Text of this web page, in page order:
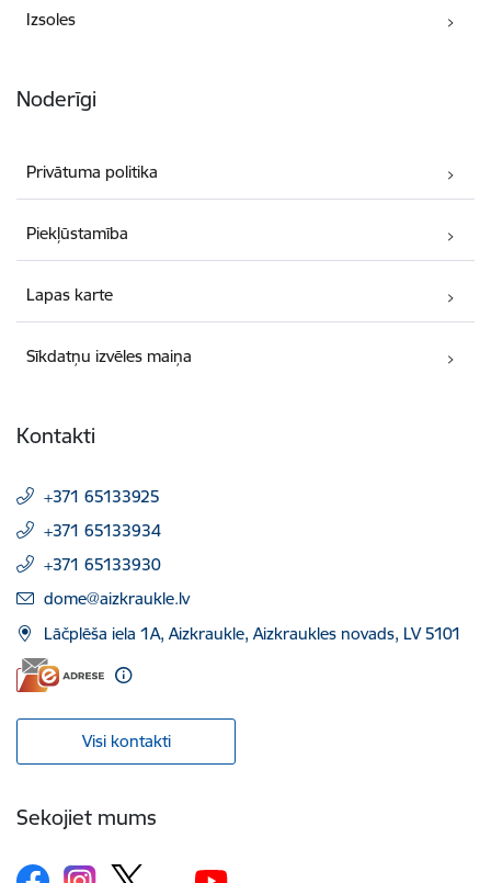
Izsoles
Noderīgi
Privātuma politika
Piekļūstamība
Lapas karte
Sīkdatņu izvēles maiņa
Kontakti
+371 65133925
+371 65133934
+371 65133930
E-pasts:
dome@aizkraukle.lv
Lāčplēša iela 1A, Aizkraukle, Aizkraukles novads, LV 5101
Visi kontakti
Sekojiet mums